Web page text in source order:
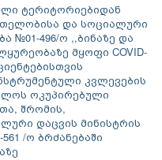
ტერიტორიებიდან
და სოციალური
№01-496/ო ,,ბინაზე და
მყოფი COVID-
კვლევების
ოკუპირებული
შრომის,
დაცვის მინისტრის
/ო ბრძანებაში